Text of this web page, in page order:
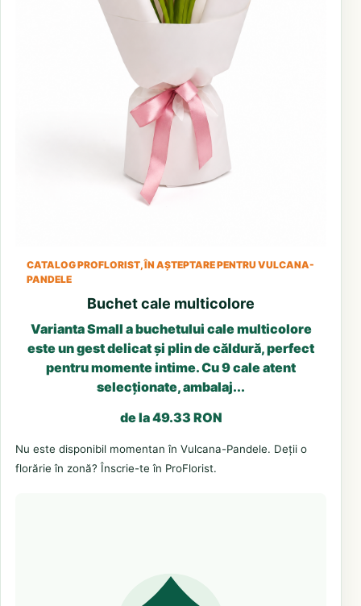
CATALOG PROFLORIST, ÎN AȘTEPTARE PENTRU VULCANA-
PANDELE
Buchet cale multicolore
Varianta Small a buchetului cale multicolore
este un gest delicat și plin de căldură, perfect
pentru momente intime. Cu 9 cale atent
selecționate, ambalaj...
de la 49.33 RON
Nu este disponibil momentan în Vulcana-Pandele. Deții o
florărie în zonă? Înscrie-te în ProFlorist.